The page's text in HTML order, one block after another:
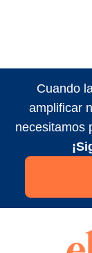
Cuando
amplificar
necesitamos